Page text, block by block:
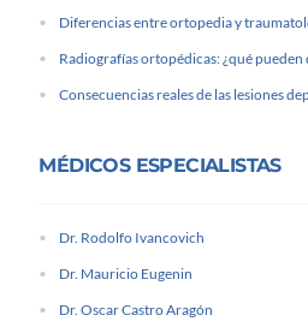
Diferencias entre ortopedia y
Radiografías ortopédicas: ¿qué
Consecuencias reales de las lesiones
MÉDICOS ESPECIALISTAS
Dr. Rodolfo Ivancovich
Dr. Mauricio Eugenin
Dr. Oscar Castro Aragón